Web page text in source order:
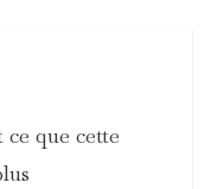
ce que cette